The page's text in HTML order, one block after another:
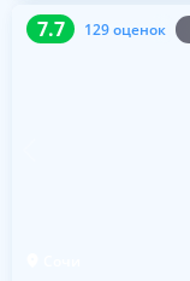
7.7 129 оценок
7.7 129 оценок